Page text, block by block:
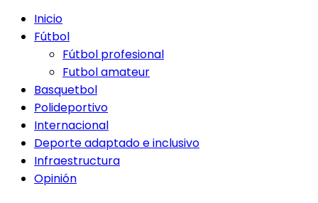
Inicio
Fútbol
Fútbol profesional
Futbol amateur
Basquetbol
Polideportivo
Internacional
Deporte adaptado e inclusivo
Infraestructura
Opinión